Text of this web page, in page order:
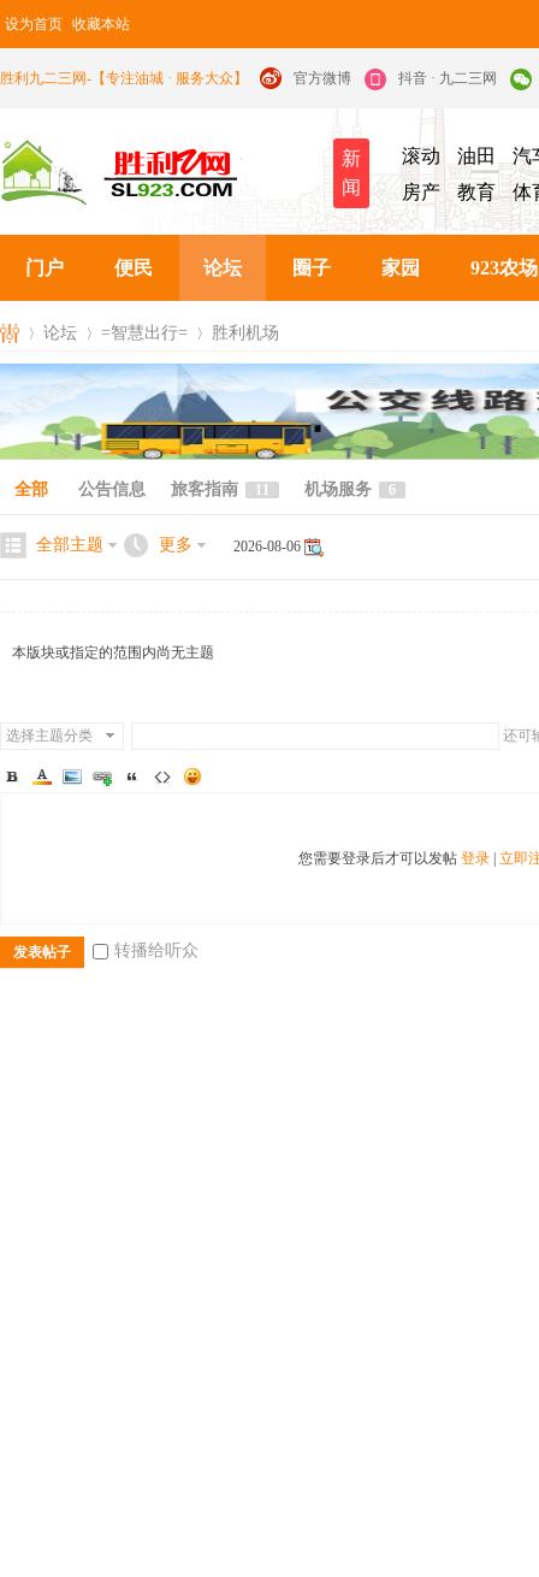
设为首页 收藏本站
胜利九二三网-【专注油城 · 服务大众】 官方微博 抖音 · 九二三网
新
闻
滚动 油田
汽
房产
教育 体
门户 便民 论坛 圈子 家园 923农场
论坛
›
=智慧出行=
›
胜利机场
全部 公告信息 旅客指南 11 机场服务 6
全部主题 更多 2026-08-06
本版块或指定的范围内尚无主题
选择主题分类 还可
您需要登录后才可以发帖 登录 立即
发表帖子 转播给听众